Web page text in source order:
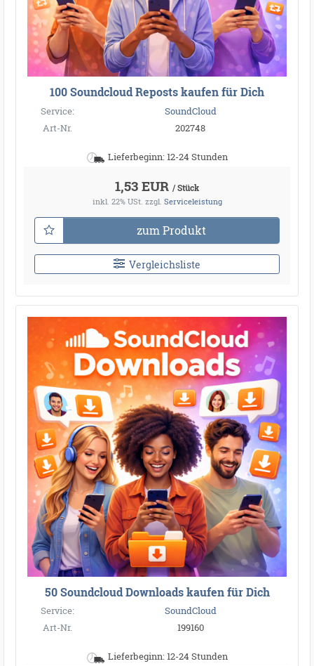
100 Soundcloud Reposts kaufen für Dich
Service:
SoundCloud
Art-Nr.
202748
Lieferbeginn: 12-24 Stunden
1,53 EUR / Stück
inkl. 22% USt. zzgl. Serviceleistung
zum Produkt
Vergleichsliste
50 Soundcloud Downloads kaufen für Dich
Service:
SoundCloud
Art-Nr.
199160
Lieferbeginn: 12-24 Stunden